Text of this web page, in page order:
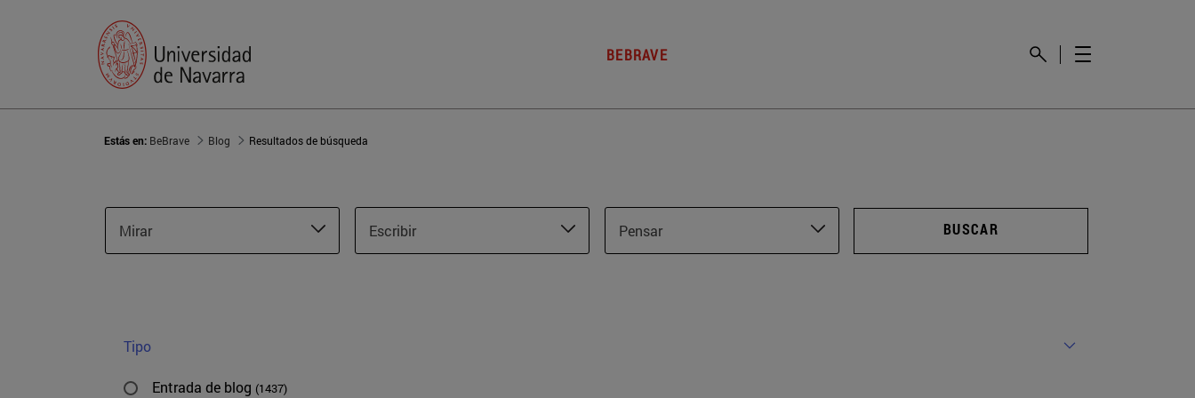
BEBRAVE
Estás en: BeBrave Blog Resultados de búsqueda
Mirar Escribir Pensar BUSCAR
Tipo
Entrada de blog (1437)